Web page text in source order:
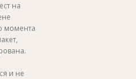
на
момента
и не